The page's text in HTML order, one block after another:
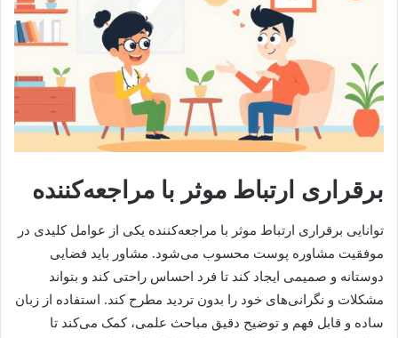
برقراری ارتباط موثر با مراجعه‌کننده
توانایی برقراری ارتباط موثر با مراجعه‌کننده یکی از عوامل کلیدی در
موفقیت مشاوره پوست محسوب می‌شود. مشاور باید فضایی
دوستانه و صمیمی ایجاد کند تا فرد احساس راحتی کند و بتواند
مشکلات و نگرانی‌های خود را بدون تردید مطرح کند. استفاده از زبان
ساده و قابل فهم و توضیح دقیق مباحث علمی، کمک می‌کند تا